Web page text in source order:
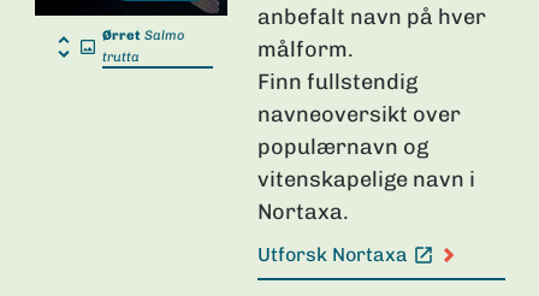
Ørret Salmo
trutta
anbefalt navn på hver
målform.
Finn fullstendig
navneoversikt over
populærnavn og
vitenskapelige navn i
Nortaxa.
Utforsk Nortaxa
(Ekstern lenke)